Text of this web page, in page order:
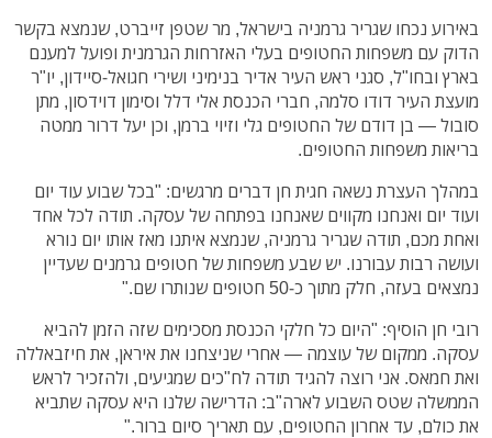
באירוע נכחו שגריר גרמניה בישראל, מר שטפן זייברט, שנמצא בקשר
הדוק עם משפחות החטופים בעלי האזרחות הגרמנית ופועל למענם
בארץ ובחו"ל, סגני ראש העיר אדיר בנימיני ושירי חגואל-סיידון, יו"ר
מועצת העיר דודו סלמה, חברי הכנסת אלי דלל וסימון דוידסון, מתן
סובול — בן דודם של החטופים גלי וזיוי ברמן, וכן יעל דרור ממטה
בריאות משפחות החטופים.
במהלך העצרת נשאה חגית חן דברים מרגשים: "בכל שבוע עוד יום
ועוד יום ואנחנו מקווים שאנחנו בפתחה של עסקה. תודה לכל אחד
ואחת מכם, תודה שגריר גרמניה, שנמצא איתנו מאז אותו יום נורא
ועושה רבות עבורנו. יש שבע משפחות של חטופים גרמנים שעדיין
נמצאים בעזה, חלק מתוך כ-50 חטופים שנותרו שם."
רובי חן הוסיף: "היום כל חלקי הכנסת מסכימים שזה הזמן להביא
עסקה. ממקום של עוצמה — אחרי שניצחנו את איראן, את חיזבאללה
ואת חמאס. אני רוצה להגיד תודה לח"כים שמגיעים, ולהזכיר לראש
הממשלה שטס השבוע לארה"ב: הדרישה שלנו היא עסקה שתביא
את כולם, עד אחרון החטופים, עם תאריך סיום ברור."